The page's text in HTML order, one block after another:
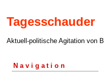
Tagesschauder
Aktuell-politische Agitation von
Navigation